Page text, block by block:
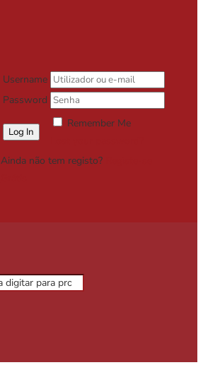
Username
Password
Remember Me
Ainda não tem registo?